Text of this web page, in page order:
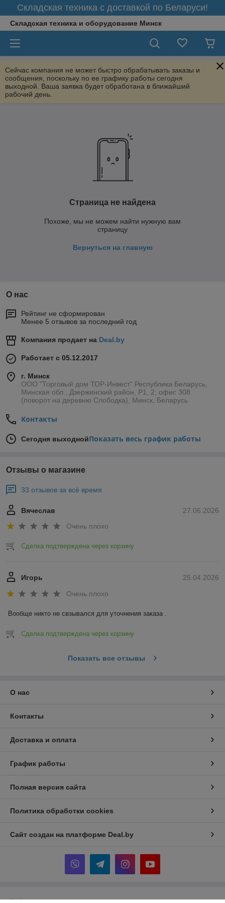
Складская техника с доставкой по Беларуси!
Складская техника и оборудование Минск
Сейчас компания не может быстро обрабатывать заказы и
сообщения, поскольку по ее графику работы сегодня
выходной. Ваша заявка будет обработана в ближайший
рабочий день.
Страница не найдена
Похоже, мы не можем найти нужную вам
страницу
Вернуться на главную
О нас
Рейтинг не сформирован
Менее 5 отзывов за последний год
Компания продает на Deal.by
Работает с 05.12.2017
г. Минск
ООО "Торговый дом ТОР-Инвест" Республика Беларусь,
Минская обл., Дзержинский район, Р1, 2, офис 308
(поворот на деревню Слободка), Минск, Беларусь
Контакты
Сегодня выходнойПоказать весь график работы
Отзывы о магазине
33 отзывов за всё время
27.06.2026
Вячеслав
Очень плохо
Сделка подтверждена через корзину
25.04.2026
Игорь
Очень плохо
Вообще никто не свзывался для уточнения заказа .
Сделка подтверждена через корзину
Показать все отзывы
О нас
Контакты
Доставка и оплата
График работы
Полная версия сайта
Политика обработки cookies
Сайт создан на платформе Deal.by
Информация для покупателя